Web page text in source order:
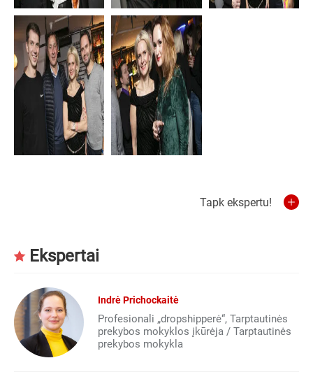
Tapk ekspertu!
Ekspertai
Indrė Prichockaitė
Profesionali „dropshipperė“, Tarptautinės
prekybos mokyklos įkūrėja / Tarptautinės
prekybos mokykla